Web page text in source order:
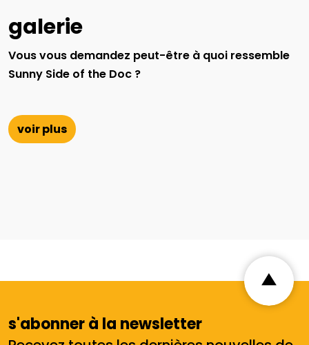
galerie
Vous vous demandez peut-être à quoi ressemble
Sunny Side of the Doc ?
voir plus
s'abonner à la newsletter